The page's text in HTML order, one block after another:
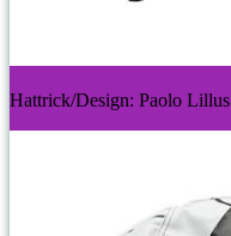
Hattrick/Design: Paolo Lillus